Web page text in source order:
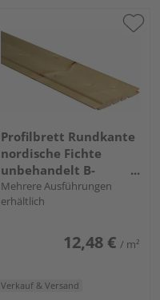
Profilbrett Rundkante
nordische Fichte
unbehandelt B-
Sortierung
Mehrere Ausführungen
erhältlich
12,48 € / m²
Verkauf & Versand